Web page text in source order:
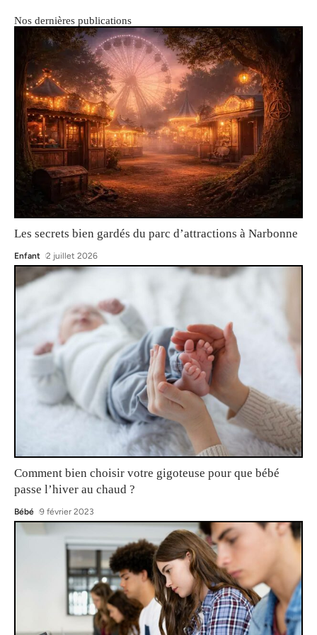
Nos dernières publications
Les secrets bien gardés du parc d’attractions à Narbonne
Enfant 2 juillet 2026
Comment bien choisir votre gigoteuse pour que bébé
passe l’hiver au chaud ?
Bébé 9 février 2023